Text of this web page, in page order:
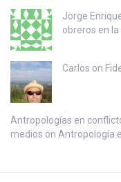
Jorge
obreros en
Carlos on
Antropologías en
medios on Antropología